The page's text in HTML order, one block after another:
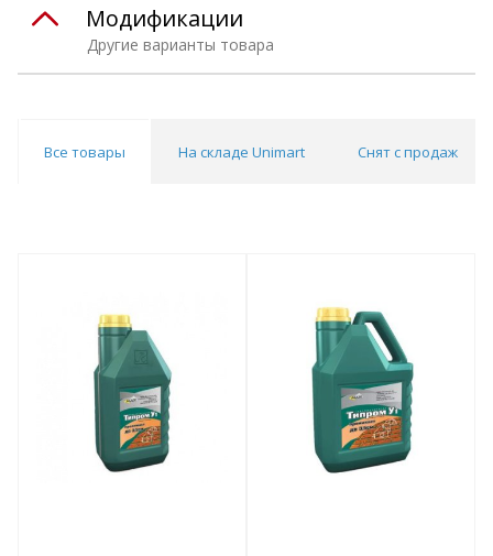
Другие варианты товара
Модификации
Все товары На складе Unimart Снят с продаж